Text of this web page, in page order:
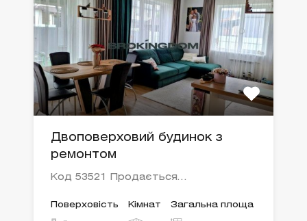
Двоповерховий будинок з
ремонтом
Код 53521 Продається…
Поверховість Кімнат Загальна площа